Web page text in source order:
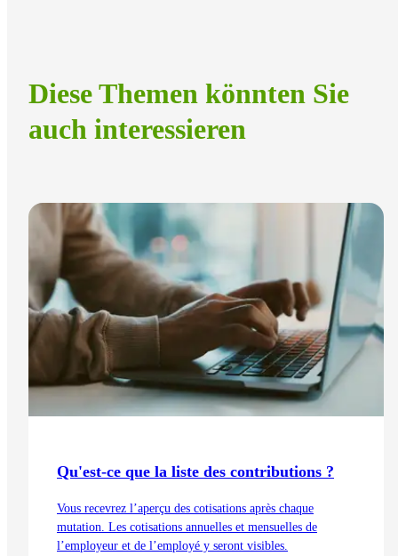
Diese Themen könnten Sie
auch interessieren
Qu'est-ce que la liste des contributions ?
Vous recevrez l’aperçu des cotisations après chaque
mutation. Les cotisations annuelles et mensuelles de
l’employeur et de l’employé y seront visibles.